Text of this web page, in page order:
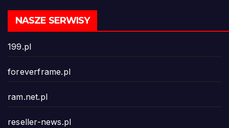
NASZE SERWISY
199.pl
foreverframe.pl
ram.net.pl
reseller-news.pl